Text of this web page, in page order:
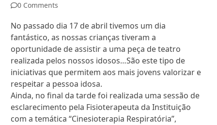
0 Comments
No passado dia 17 de abril tivemos um dia
fantástico, as nossas crianças tiveram a
oportunidade de assistir a uma peça de teatro
realizada pelos nossos idosos…São este tipo de
iniciativas que permitem aos mais jovens valorizar e
respeitar a pessoa idosa.
Ainda, no final da tarde foi realizada uma sessão de
esclarecimento pela Fisioterapeuta da Instituição
com a temática “Cinesioterapia Respiratória”,